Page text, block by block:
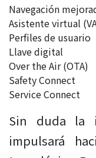
Navegación
Asistente virtual
Perfiles de usuario
Llave digital
Over the Air (OTA)
Safety Connect
Service Connect
Sin duda la
impulsará